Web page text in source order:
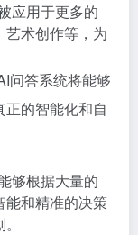
应用于更多的
术创作等，为
问答系统将能够
的智能化和自
够根据大量的
能和精准的决策